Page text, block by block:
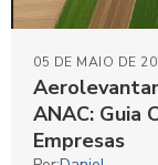
ANAC: Guia
Empresas
05 DE MAIO DE